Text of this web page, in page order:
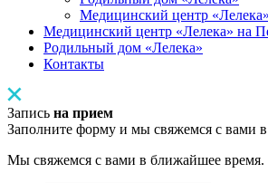
Медицинский центр
Медицинский центр «Лелека» на
Родильный дом «Лелека»
Контакты
Запись на прием
Заполните форму и мы свяжемся с вами
Мы свяжемся с вами в ближайшее время.